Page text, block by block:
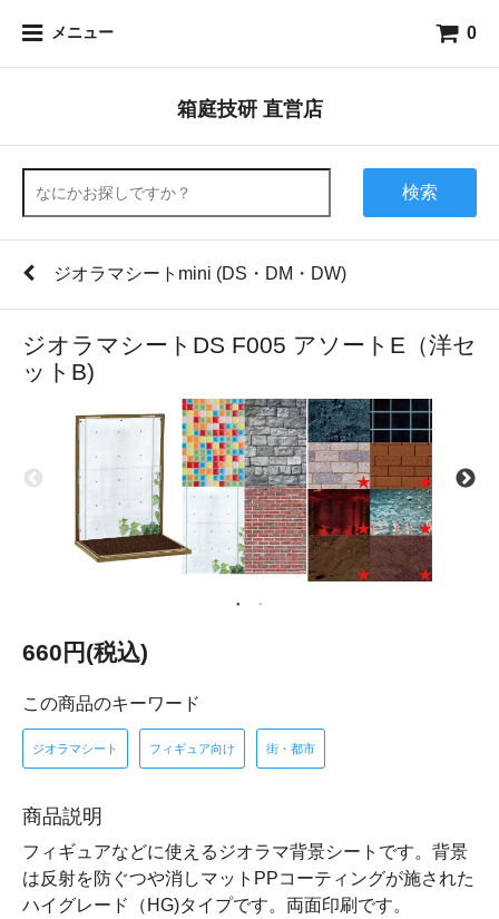
メニュー 0
箱庭技研 直営店
検索
ジオラマシートmini (DS・DM・DW)
ジオラマシートDS F005 アソートE（洋セ
ットB)
660円(税込)
この商品のキーワード
ジオラマシート フィギュア向け 街・都市
商品説明
フィギュアなどに使えるジオラマ背景シートです。背景
は反射を防ぐつや消しマットPPコーティングが施された
ハイグレード（HG)タイプです。両面印刷です。